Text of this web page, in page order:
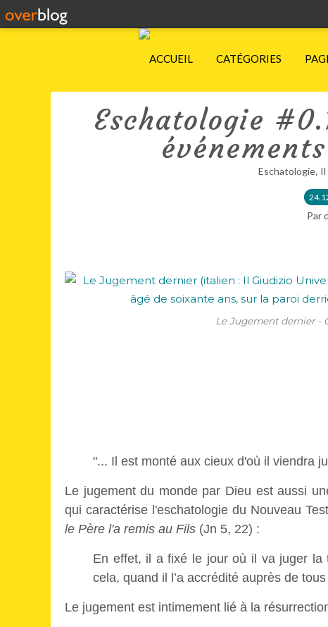
ACCUEIL CATÉGORIES
Eschatologie
Eschatologie, Il
Par
Le Jugement dernier -
"... Il est monté aux cieux d'où il viendra
Le jugement du monde par Dieu est aussi
qui caractérise l'eschatologie du Nouveau
le Père l'a remis au Fils (Jn 5, 22) :
En effet, il a fixé le jour où il va juger la
cela, quand il l’a accrédité auprès de
Le jugement est intimement lié à la